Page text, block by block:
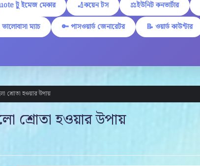
টু ইমেজ মেকার 🏏কয়েন টস ⚖️ইউনিট কনভার্টার
ম্যাচ 🔑 পাসওয়ার্ড জেনারেটর 📝 ওয়ার্ড কাউন্টার
শ্রোতা হওয়ার উপায়
শ্রোতা হওয়ার উপায়